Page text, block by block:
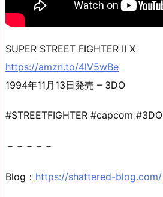
SUPER STREET FIGHTER II X
https://amzn.to/4lV5wBe
1994年11月13日発売 – 3DO
#STREETFIGHTER #capcom #3DO
－－－－－
Blog： https://shattered-blog.com/